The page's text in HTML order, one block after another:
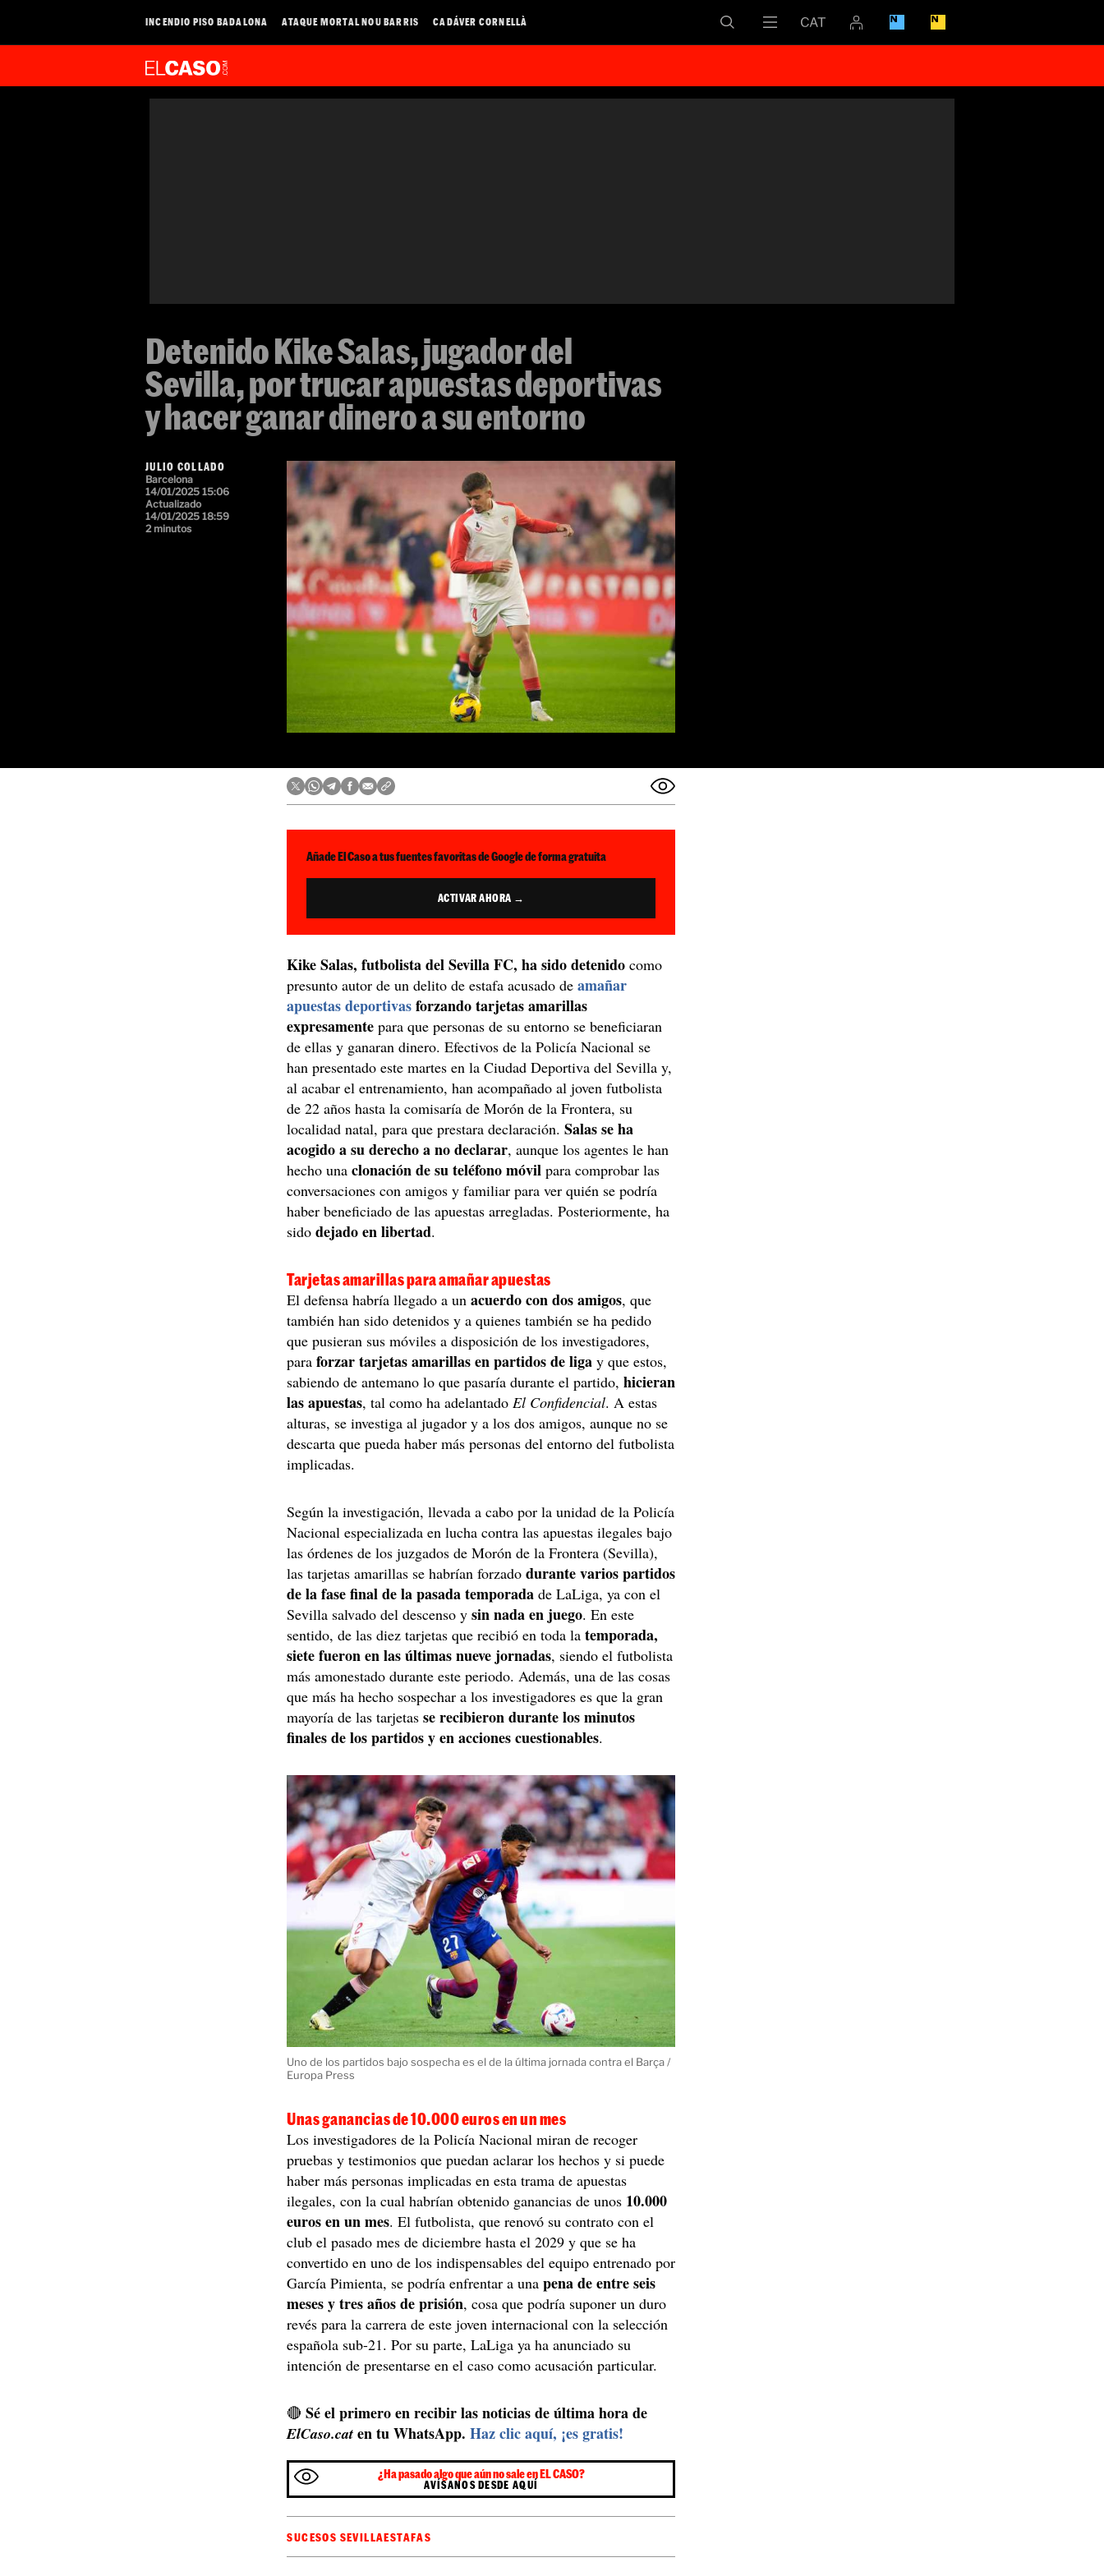
INCENDIO PISO BADALONA ATAQUE MORTAL NOU BARRIS CADÁVER CORNELLÀ
Detenido Kike Salas, jugador del
Sevilla, por trucar apuestas deportivas
y hacer ganar dinero a su entorno
JULIO COLLADO
Barcelona
14/01/2025 15:06
Actualizado
14/01/2025 18:59
2 minutos
Añade El Caso a tus fuentes favoritas de Google de forma gratuita
ACTIVAR AHORA →
Kike Salas, futbolista del Sevilla FC, ha sido detenido como
presunto autor de un delito de estafa acusado deamañar
apuestas deportivasforzando tarjetas amarillas
expresamente para que personas de su entorno se beneficiaran
de ellas y ganaran dinero. Efectivos de la Policía Nacional se
han presentado este martes en la Ciudad Deportiva del Sevilla y,
al acabar el entrenamiento, han acompañado al joven futbolista
de 22 años hasta la comisaría de Morón de la Frontera, su
localidad natal, para que prestara declaración.Salas se ha
acogido a su derecho a no declarar, aunque los agentes le han
hecho unaclonación de su teléfono móvil para comprobar las
conversaciones con amigos y familiar para ver quién se podría
haber beneficiado de las apuestas arregladas. Posteriormente, ha
sidodejado en libertad.
Tarjetas amarillas para amañar apuestas
El defensa habría llegado a unacuerdo con dos amigos, que
también han sido detenidos y a quienes también se ha pedido
que pusieran sus móviles a disposición de los investigadores,
paraforzar tarjetas amarillas en partidos de liga y que estos,
sabiendo de antemano lo que pasaría durante el partido,hicieran
las apuestas, tal como ha adelantadoEl Confidencial. A estas
alturas, se investiga al jugador y a los dos amigos, aunque no se
descarta que pueda haber más personas del entorno del futbolista
implicadas.
Según la investigación, llevada a cabo por la unidad de la Policía
Nacional especializada en lucha contra las apuestas ilegales bajo
las órdenes de los juzgados de Morón de la Frontera (Sevilla),
las tarjetas amarillas se habrían forzadodurante varios partidos
de la fase final de la pasada temporada de LaLiga, ya con el
Sevilla salvado del descenso ysin nada en juego. En este
sentido, de las diez tarjetas que recibió en toda latemporada,
siete fueron en las últimas nueve jornadas, siendo el futbolista
más amonestado durante este periodo. Además, una de las cosas
que más ha hecho sospechar a los investigadores es que la gran
mayoría de las tarjetasse recibieron durante los minutos
finales de los partidos y en acciones cuestionables.
Uno de los partidos bajo sospecha es el de la última jornada contra el Barça /
Europa Press
Unas ganancias de 10.000 euros en un mes
Los investigadores de la Policía Nacional miran de recoger
pruebas y testimonios que puedan aclarar los hechos y si puede
haber más personas implicadas en esta trama de apuestas
ilegales, con la cual habrían obtenido ganancias de unos 10.000
euros en un mes. El futbolista, que renovó su contrato con el
club el pasado mes de diciembre hasta el 2029 y que se ha
convertido en uno de los indispensables del equipo entrenado por
García Pimienta, se podría enfrentar a unapena de entre seis
meses y tres años de prisión, cosa que podría suponer un duro
revés para la carrera de este joven internacional con la selección
española sub-21. Por su parte, LaLiga ya ha anunciado su
intención de presentarse en el caso como acusación particular.
🔴Sé el primero en recibir las noticias de última hora de
ElCaso.cat en tu WhatsApp.Haz clic aquí, ¡es gratis!
¿Ha pasado algo que aún no sale en EL CASO?
AVÍSANOS DESDE AQUÍ
SUCESOS SEVILLAESTAFAS